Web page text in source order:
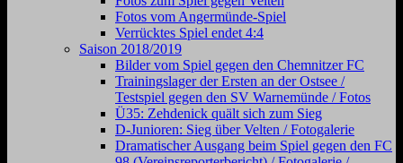
Fotos vom Angermünde-Spiel
Verrücktes Spiel endet 4:4
Saison 2018/2019
Bilder vom Spiel gegen den Chemnitzer FC
Trainingslager der Ersten an der Ostsee /
Testspiel gegen den SV Warnemünde / Fotos
Ü35: Zehdenick quält sich zum Sieg
D-Junioren: Sieg über Velten / Fotogalerie
Dramatischer Ausgang beim Spiel gegen den FC